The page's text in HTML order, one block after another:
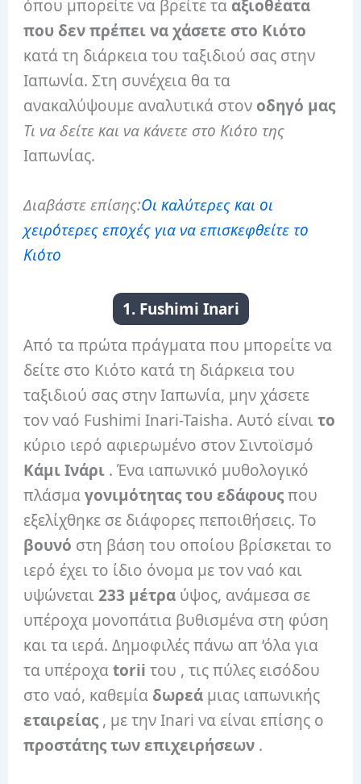
όπου μπορείτε να βρείτε τα αξιοθέατα
που δεν πρέπει να χάσετε στο Κιότο
κατά τη διάρκεια του ταξιδιού σας στην
Ιαπωνία. Στη συνέχεια θα τα
ανακαλύψουμε αναλυτικά στον οδηγό μας
Τι να δείτε και να κάνετε στο Κιότο της
Ιαπωνίας.
Διαβάστε επίσης:Οι καλύτερες και οι
χειρότερες εποχές για να επισκεφθείτε το
Κιότο
1. Fushimi Inari
Από τα πρώτα πράγματα που μπορείτε να
δείτε στο Κιότο κατά τη διάρκεια του
ταξιδιού σας στην Ιαπωνία, μην χάσετε
τον ναό Fushimi Inari-Taisha. Αυτό είναιτο
κύριο ιερό αφιερωμένο στον Σιντοϊσμό
Κάμι Ινάρι . Ένα ιαπωνικό μυθολογικό
πλάσμαγονιμότητας του εδάφουςπου
εξελίχθηκε σε διάφορες πεποιθήσεις. Το
βουνό στη βάση του οποίου βρίσκεται το
ιερό έχει το ίδιο όνομα με τον ναό και
υψώνεται233 μέτρα ύψος, ανάμεσα σε
υπέροχα μονοπάτια βυθισμένα στη φύση
και τα ιερά. Δημοφιλές πάνω απ ‘όλα για
τα υπέροχαtorii του , τις πύλες εισόδου
στο ναό, καθεμία δωρεά μιας ιαπωνικής
εταιρείας, με την Inari να είναι επίσης ο
προστάτης των επιχειρήσεων .